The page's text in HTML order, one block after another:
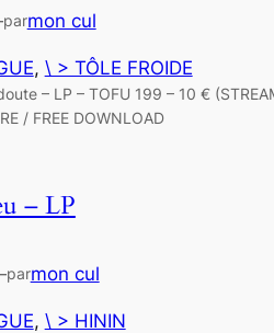
parmon cul
, \ > TÔLE FROIDE
– LP – TOFU 199 – 10 €
/ FREE DOWNLOAD
– LP
parmon cul
, \ > HININ